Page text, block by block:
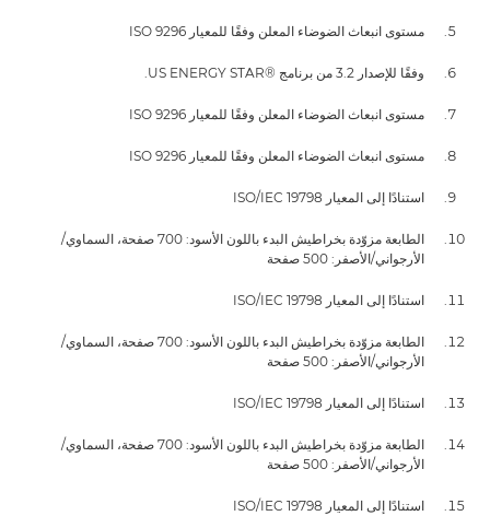
مستوى انبعاث الضوضاء المعلن وفقًا للمعيار ISO 9296
وفقًا للإصدار 3.2 من برنامج US ENERGY STAR®‎.‏
مستوى انبعاث الضوضاء المعلن وفقًا للمعيار ISO 9296
مستوى انبعاث الضوضاء المعلن وفقًا للمعيار ISO 9296
استنادًا إلى المعيار ISO/IEC 19798
الطابعة مزوّدة بخراطيش البدء باللون الأسود: 700 صفحة، السماوي/
الأرجواني/الأصفر: 500 صفحة
استنادًا إلى المعيار ISO/IEC 19798
الطابعة مزوّدة بخراطيش البدء باللون الأسود: 700 صفحة، السماوي/
الأرجواني/الأصفر: 500 صفحة
استنادًا إلى المعيار ISO/IEC 19798
الطابعة مزوّدة بخراطيش البدء باللون الأسود: 700 صفحة، السماوي/
الأرجواني/الأصفر: 500 صفحة
استنادًا إلى المعيار ISO/IEC 19798